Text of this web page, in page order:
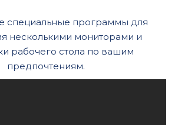
специальные программы для
несколькими мониторами и
рабочего стола по вашим
предпочтениям.